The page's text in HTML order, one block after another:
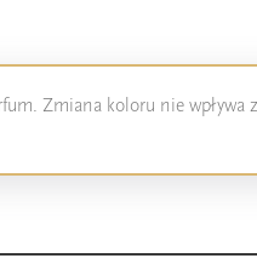
Zmiana koloru nie wpływa